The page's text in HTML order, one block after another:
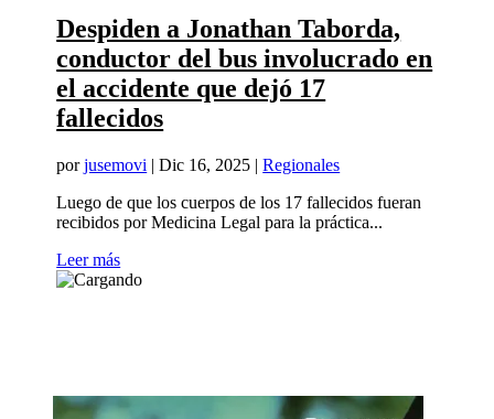
Despiden a Jonathan Taborda,
conductor del bus involucrado en
el accidente que dejó 17
fallecidos
porjusemovi |Dic 16, 2025 |Regionales
Luego de que los cuerpos de los 17 fallecidos fueran
recibidos por Medicina Legal para la práctica...
Leer más